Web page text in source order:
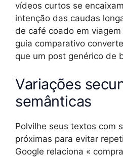
vídeos curtos se
intenção das caudas
de café coado em
guia comparativo
que um post genérico de
Variações
semânticas
Polvilhe seus textos com
próximas para evitar
Google relaciona «